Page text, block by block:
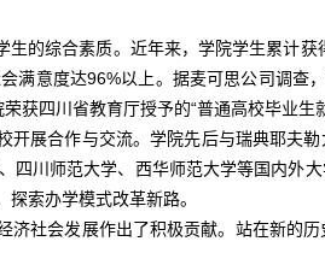
综合素质。近年来，学院学生累计获
意度达96%以上。据麦可思公司调查
四川省教育厅授予的“普通高校毕业生
合作与交流。学院先后与瑞典耶夫勒
川师范大学、西华师范大学等国内外
索办学模式改革新路。
会发展作出了积极贡献。站在新的历